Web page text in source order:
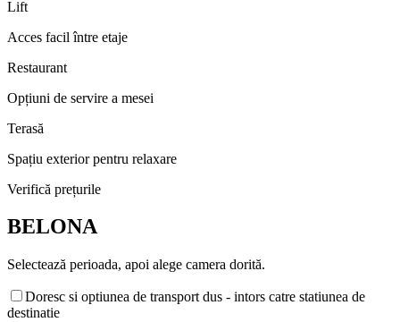
Lift
Acces facil între etaje
Restaurant
Opțiuni de servire a mesei
Terasă
Spațiu exterior pentru relaxare
Verifică prețurile
BELONA
Selectează perioada, apoi alege camera dorită.
Doresc si optiunea de transport dus - intors catre statiunea de
destinatie